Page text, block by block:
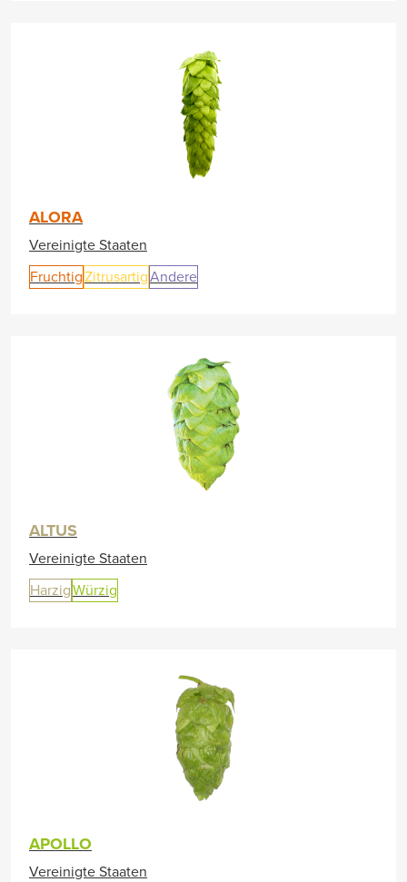
ALORA
Vereinigte Staaten
FruchtigZitrusartigAndere
ALTUS
Vereinigte Staaten
HarzigWürzig
APOLLO
Vereinigte Staaten